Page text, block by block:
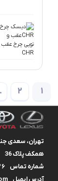
1
2
تهران، سعدی
همکف پلاک 36
شماره تماس
آدرس ایمیل